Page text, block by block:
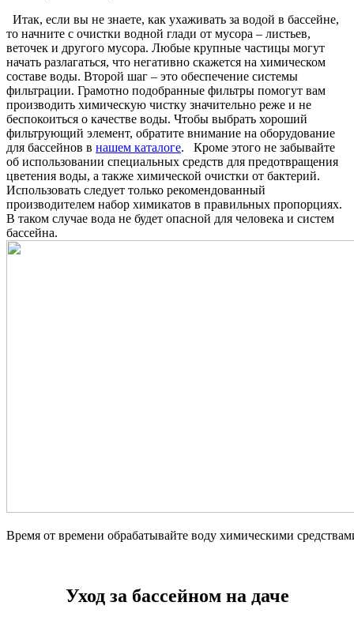
Итак, если вы не знаете, как ухаживать за водой в бассейне,
то начните с очистки водной глади от мусора – листьев,
веточек и другого мусора. Любые крупные частицы могут
начать разлагаться, что негативно скажется на химическом
составе воды. Второй шаг – это обеспечение системы
фильтрации. Грамотно подобранные фильтры помогут вам
производить химическую чистку значительно реже и не
беспокоиться о качестве воды. Чтобы выбрать хороший
фильтрующий элемент, обратите внимание на оборудование
для бассейнов в нашем каталоге. Кроме этого не забывайте
об использовании специальных средств для предотвращения
цветения воды, а также химической очистки от бактерий.
Использовать следует только рекомендованный
производителем набор химикатов в правильных пропорциях.
В таком случае вода не будет опасной для человека и систем
бассейна.
Время от времени обрабатывайте воду химическими
Уход за бассейном на даче